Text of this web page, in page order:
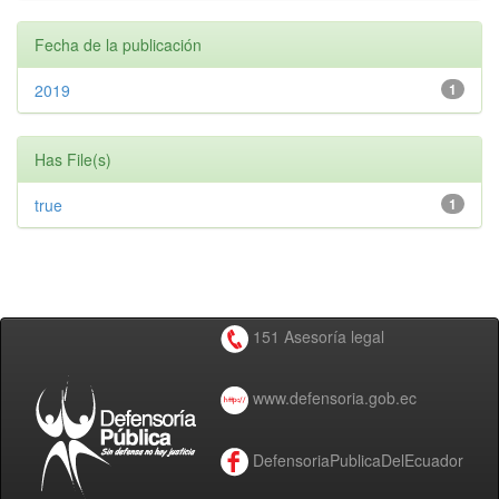
Fecha de la publicación
1
2019
Has File(s)
1
true
151 Asesoría legal
www.defensoria.gob.ec
DefensoriaPublicaDelEcuador